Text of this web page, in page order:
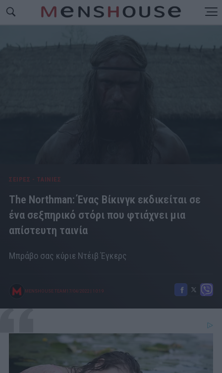
ΣΕΙΡΕΣ - ΤΑΙΝΙΕΣ
The Northman: Ένας Βίκινγκ εκδικείται σε
ένα σεξπηρικό στόρι που φτιάχνει μια
απίστευτη ταινία
Μπράβο σας κύριε Ντέιβ Έγκερς
MENSHOUSE TEAM 17/04/2022 10:19